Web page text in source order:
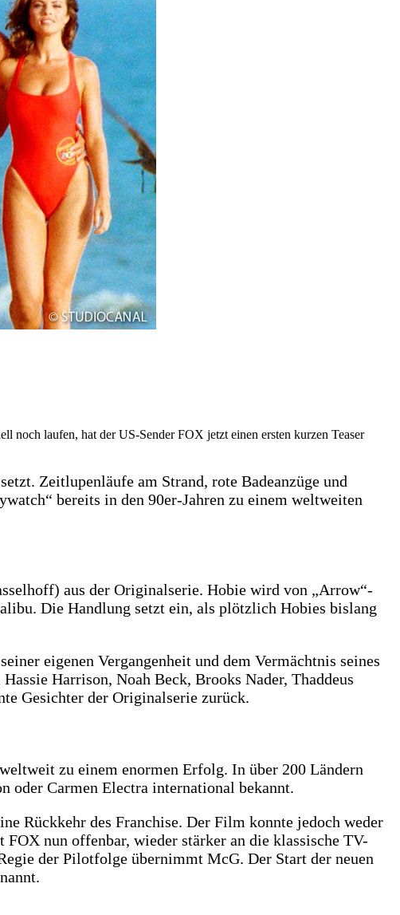
noch laufen, hat der US-Sender FOX jetzt einen ersten kurzen Teaser
Zeitlupenläufe am Strand, rote Badeanzüge und
bereits in den 90er-Jahren zu einem weltweiten
aus der Originalserie. Hobie wird von „Arrow“-
Die Handlung setzt ein, als plötzlich Hobies bislang
eigenen Vergangenheit und dem Vermächtnis seines
Harrison, Noah Beck, Brooks Nader, Thaddeus
Gesichter der Originalserie zurück.
zu einem enormen Erfolg. In über 200 Ländern
oder Carmen Electra international bekannt.
Rückkehr des Franchise. Der Film konnte jedoch weder
nun offenbar, wieder stärker an die klassische TV-
der Pilotfolge übernimmt McG. Der Start der neuen